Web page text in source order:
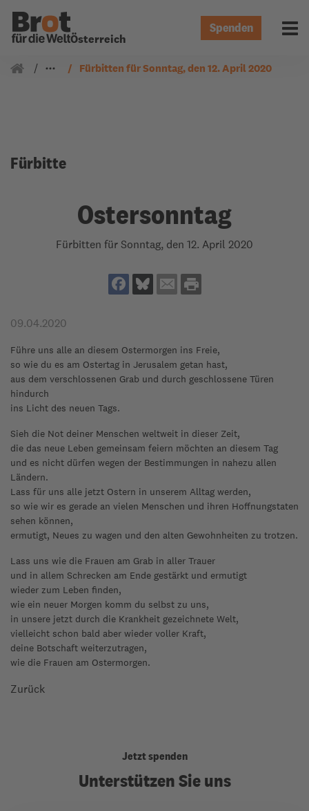
Österreich
Spenden
Gemeindearbeit
Fürbitten
Fürbitten für Sonntag, den 12. April 2020
Fürbitte
Ostersonntag
Fürbitten für Sonntag, den 12. April 2020
09.04.2020
Führe uns alle an diesem Ostermorgen ins Freie,
so wie du es am Ostertag in Jerusalem getan hast,
aus dem verschlossenen Grab und durch geschlossene Türen
hindurch
ins Licht des neuen Tags.
Sieh die Not deiner Menschen weltweit in dieser Zeit,
die das neue Leben gemeinsam feiern möchten an diesem Tag
und es nicht dürfen wegen der Bestimmungen in nahezu allen
Ländern.
Lass für uns alle jetzt Ostern in unserem Alltag werden,
so wie wir es gerade an vielen Menschen und ihren Hoffnungstaten
sehen können,
ermutigt, Neues zu wagen und den alten Gewohnheiten zu trotzen.
Lass uns wie die Frauen am Grab in aller Trauer
und in allem Schrecken am Ende gestärkt und ermutigt
wieder zum Leben finden,
wie ein neuer Morgen komm du selbst zu uns,
in unsere jetzt durch die Krankheit gezeichnete Welt,
vielleicht schon bald aber wieder voller Kraft,
deine Botschaft weiterzutragen,
wie die Frauen am Ostermorgen.
Zurück
Jetzt spenden
Unterstützen Sie uns